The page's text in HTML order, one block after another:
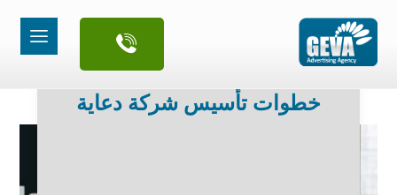
خطوات تأسيس شركة دعاية